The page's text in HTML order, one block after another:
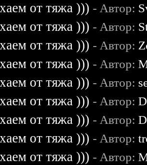
от тяжа ))) - Автор:
от тяжа ))) - Автор:
от тяжа ))) - Автор:
от тяжа ))) - Автор:
от тяжа ))) - Автор:
от тяжа ))) - Автор:
от тяжа ))) - Автор:
от тяжа ))) - Автор:
от тяжа ))) - Автор: